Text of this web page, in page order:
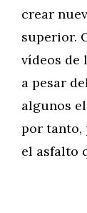
crear
superior.
vídeos de
a pesar
algunos
por tanto,
el asfalto